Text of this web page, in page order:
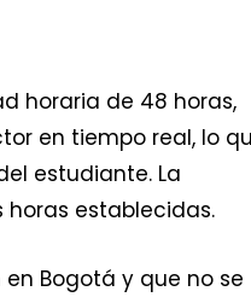
horaria de 48 horas,
en tiempo real, lo
estudiante. La
establecidas.
Bogotá y que no se